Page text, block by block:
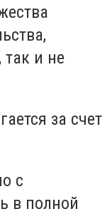
и не
за счет
с
в полной